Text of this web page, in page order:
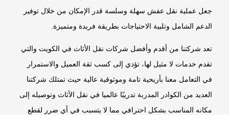
جعل عملية نقل عفش سهلة وسلسة قدر الإمكان من خلال توفير
الدعم الشامل وتلبية الاحتياجات بطريقة فريدة ومتميزة.
تعد شركتنا من أقدم وأفضل شركات نقل الأثاث في الكويت والتي
تقدم خدمات لا مثيل لها، تؤدي إلى كسب ثقة العميل والاستمرار
في التعامل معنا بأريحية تامة وموثوقية عالية حيث تمتلك شركتنا
العديد من الكوادر المدربة تدريبًا عالميا في نقل الأثاث وتوصيله إلى
مكانه المناسب بشكل احترافي مما لا يتسبب في أي ضرر لقطع